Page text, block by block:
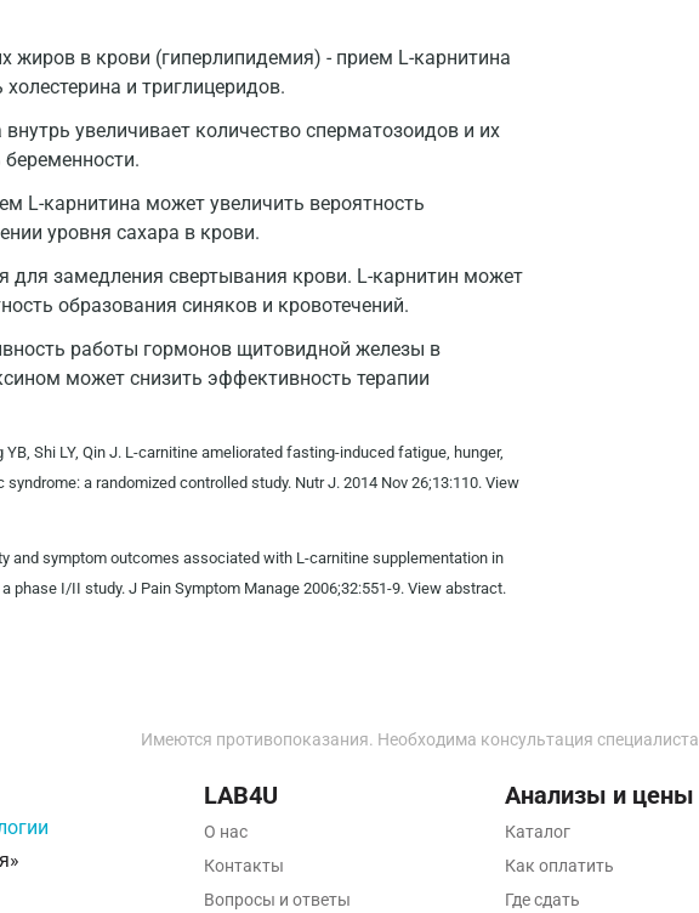
жиров в крови (гиперлипидемия) - прием L-карнитина
и триглицеридов.
увеличивает количество сперматозоидов и их
L-карнитина может увеличить вероятность
уровня сахара в крови.
для замедления свертывания крови. L-карнитин может
образования синяков и кровотечений.
работы гормонов щитовидной железы в
может снизить эффективность терапии
YB, Shi LY, Qin J. L-carnitine ameliorated fasting-induced fatigue, hunger,
a randomized controlled study. Nutr J. 2014 Nov 26;13:110. View
and symptom outcomes associated with L-carnitine supplementation in
phase I/II study. J Pain Symptom Manage 2006;32:551-9. View abstract.
Дзержинск
Долгопрудный
Екатеринбург
Жуковский
Зеленоград
Иваново
Ижевск
Кемерово
Ковров
Имеются противопоказания. Необходима консультация специалиста
LAB4U
О нас
Контакты
Вопросы и ответы
Анализы и цены
Каталог
Как оплатить
Где сдать